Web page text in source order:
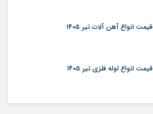
قیمت انواع آهن آلات تیر ۱۴۰۵
قیمت انواع لوله فلزی تیر ۱۴۰۵